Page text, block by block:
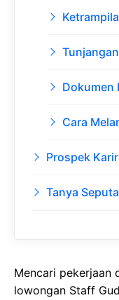
Dokumen
Cara
Prospek
Tanya
Mencari pekerjaan
lowongan Staff